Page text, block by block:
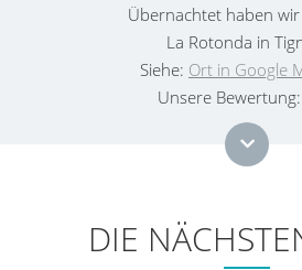
Übernachtet haben
La Rotonda in
Siehe: Ort in Google
Unsere
DIE